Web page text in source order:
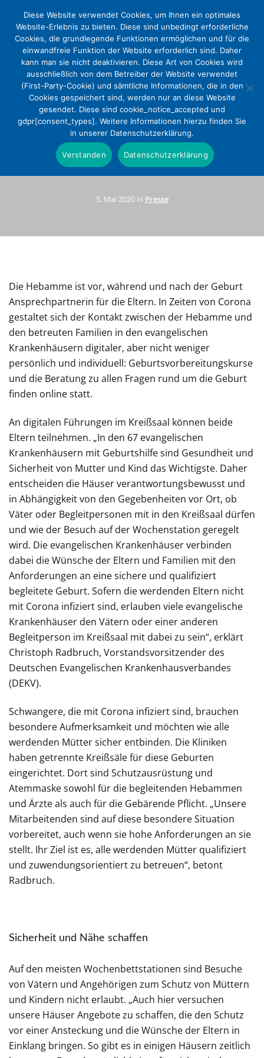
Hebammen an evangelischen
Krankenhäusern: Wir lassen
niemanden allein
5. Mai 2020 in Presse
Die Hebamme ist vor, während und nach der Geburt
Ansprechpartnerin für die Eltern. In Zeiten von Corona
gestaltet sich der Kontakt zwischen der Hebamme und
den betreuten Familien in den evangelischen
Krankenhäusern digitaler, aber nicht weniger
persönlich und individuell: Geburtsvorbereitungskurse
und die Beratung zu allen Fragen rund um die Geburt
finden online statt.
An digitalen Führungen im Kreißsaal können beide
Eltern teilnehmen. „In den 67 evangelischen
Krankenhäusern mit Geburtshilfe sind Gesundheit und
Sicherheit von Mutter und Kind das Wichtigste. Daher
entscheiden die Häuser verantwortungsbewusst und
in Abhängigkeit von den Gegebenheiten vor Ort, ob
Väter oder Begleitpersonen mit in den Kreißsaal dürfen
und wie der Besuch auf der Wochenstation geregelt
wird. Die evangelischen Krankenhäuser verbinden
dabei die Wünsche der Eltern und Familien mit den
Anforderungen an eine sichere und qualifiziert
begleitete Geburt. Sofern die werdenden Eltern nicht
mit Corona infiziert sind, erlauben viele evangelische
Krankenhäuser den Vätern oder einer anderen
Begleitperson im Kreißsaal mit dabei zu sein“, erklärt
Christoph Radbruch, Vorstandsvorsitzender des
Deutschen Evangelischen Krankenhausverbandes
(DEKV).
Schwangere, die mit Corona infiziert sind, brauchen
besondere Aufmerksamkeit und möchten wie alle
werdenden Mütter sicher entbinden. Die Kliniken
haben getrennte Kreißsäle für diese Geburten
eingerichtet. Dort sind Schutzausrüstung und
Atemmaske sowohl für die begleitenden Hebammen
und Ärzte als auch für die Gebärende Pflicht. „Unsere
Mitarbeitenden sind auf diese besondere Situation
vorbereitet, auch wenn sie hohe Anforderungen an sie
stellt. Ihr Ziel ist es, alle werdenden Mütter qualifiziert
und zuwendungsorientiert zu betreuen“, betont
Radbruch.
Sicherheit und Nähe schaffen
Auf den meisten Wochenbettstationen sind Besuche
von Vätern und Angehörigen zum Schutz von Müttern
und Kindern nicht erlaubt. „Auch hier versuchen
unsere Häuser Angebote zu schaffen, die den Schutz
vor einer Ansteckung und die Wünsche der Eltern in
Einklang bringen. So gibt es in einigen Häusern zeitlich
Diese Website verwendet Cookies, um Ihnen ein optimales
Website-Erlebnis zu bieten. Diese sind unbedingt erforderliche
Cookies, die grundlegende Funktionen ermöglichen und für die
einwandfreie Funktion der Website erforderlich sind. Daher
kann man sie nicht deaktivieren. Diese Art von Cookies wird
ausschließlich von dem Betreiber der Website verwendet
(First-Party-Cookie) und sämtliche Informationen, die in den
Cookies gespeichert sind, werden nur an diese Website
gesendet. Diese sind cookie_notice_accepted und
gdpr[consent_types]. Weitere Informationen hierzu finden Sie
in unserer Datenschutzerklärung.
Verstanden Datenschutzerklärung